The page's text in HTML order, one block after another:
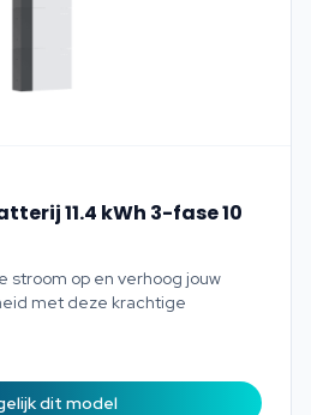
11.4 kWh 3-fase 10
stroom op en verhoog jouw
met deze krachtige
dit model